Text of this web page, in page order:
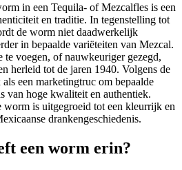
in een Tequila- of Mezcalfles is een
en traditie. In tegenstelling tot
de worm niet daadwerkelijk
in bepaalde variëteiten van Mezcal.
voegen, of nauwkeuriger gezegd,
herleid tot de jaren 1940. Volgens de
een marketingtruc om bepaalde
van hoge kwaliteit en authentiek.
worm is uitgegroeid tot een kleurrijk en
drankengeschiedenis.
een worm erin?